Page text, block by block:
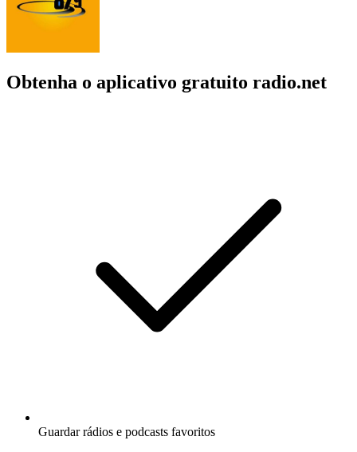
Obtenha o aplicativo gratuito radio.net
Guardar rádios e podcasts favoritos